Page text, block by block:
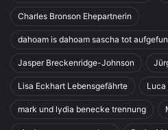
Charles Bronson Ehepartnerin
dahoam is dahoam sascha tot
Jasper Breckenridge-Johnson
Lisa Eckhart Lebensgefährte Luca
mark und lydia benecke trennung